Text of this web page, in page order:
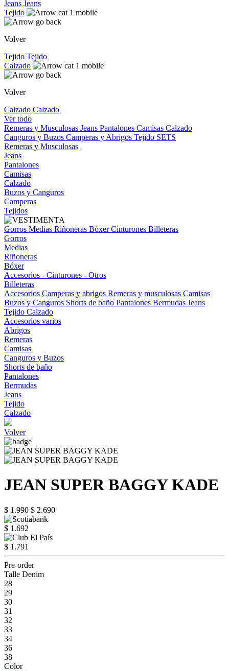
Jeans Jeans
Tejido
Volver
Tejido Tejido
Calzado
Volver
Calzado Calzado
Ver todo
Remeras y Musculosas Jeans Pantalones Camisas Calzado
Canguros y Buzos Camperas y Abrigos Tejido SETS
Remeras y Musculosas
Jeans
Pantalones
Camisas
Calzado
Buzos y Canguros
Camperas
Tejidos
Gorros Medias Riñoneras BóxerCinturones Billeteras
Gorros
Medias
Riñoneras
Bóxer
Accesorios - Cinturones - Otros
Billeteras
Accesorios Camperas y abrigos Remeras y musculosas Camisas
Buzos y Canguros Shorts de baño Pantalones Bermudas Jeans
Tejido Calzado
Accesorios varios
Abrigos
Remeras
Camisas
Canguros y Buzos
Shorts de baño
Pantalones
Bermudas
Jeans
Tejido
Calzado
Volver
JEAN SUPER BAGGY KADE
$ 1.990 $ 2.690
$ 1.692
$ 1.791
Pre-order
Talle Denim
28
29
30
31
32
33
34
36
38
Color